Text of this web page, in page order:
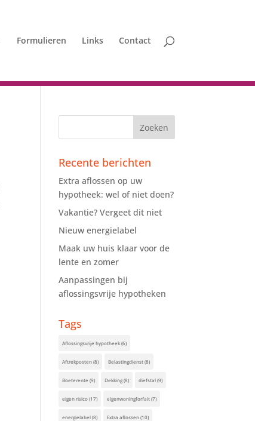
Formulieren Links Contact
Recente berichten
Extra aflossen op uw
hypotheek: wel of niet doen?
Vakantie? Vergeet dit niet
Nieuw energielabel
Maak uw huis klaar voor de
lente en zomer
Aanpassingen bij
aflossingsvrije hypotheken
Tags
Aflossingsvrije hypotheek(6)
Aftrekposten(8) Belastingdienst(8)
Boeterente (9) Dekking(8) diefstal(9)
eigen risico(17) eigenwoningforfait(7)
energielabel(8) Extra aflossen(10)